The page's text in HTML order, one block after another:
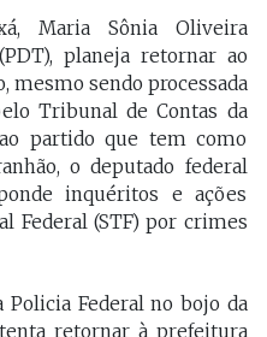
Maria Sônia Oliveira
planeja retornar ao
mesmo sendo processada
Tribunal de Contas da
partido que tem como
o deputado federal
inquéritos e ações
Federal (STF) por crimes
Federal no bojo da
retornar à prefeitura